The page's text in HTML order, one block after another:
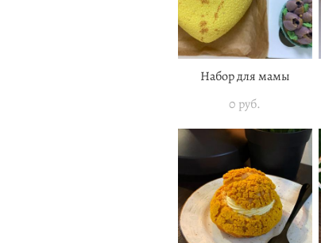
Набор для мамы
0 pуб.